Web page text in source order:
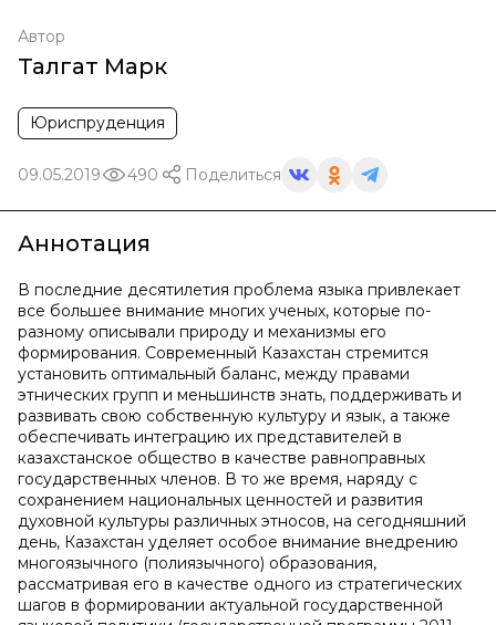
Автор
Талгат Марк
Юриспруденция
09.05.2019 490 Поделиться
Аннотация
В последние десятилетия проблема языка привлекает
все большее внимание многих ученых, которые по-
разному описывали природу и механизмы его
формирования. Современный Казахстан стремится
установить оптимальный баланс, между правами
этнических групп и меньшинств знать, поддерживать и
развивать свою собственную культуру и язык, а также
обеспечивать интеграцию их представителей в
казахстанское общество в качестве равноправных
государственных членов. В то же время, наряду с
сохранением национальных ценностей и развития
духовной культуры различных этносов, на сегодняшний
день, Казахстан уделяет особое внимание внедрению
многоязычного (полиязычного) образования,
рассматривая его в качестве одного из стратегических
шагов в формировании актуальной государственной